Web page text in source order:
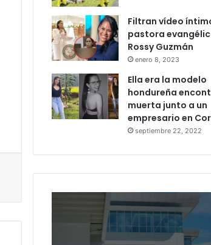
Filtran vídeo
pastora
Rossy Guzmán
enero 8, 2023
Ella era la modelo
hondureña
muerta junto a un
empresario en
septiembre 22, 2022